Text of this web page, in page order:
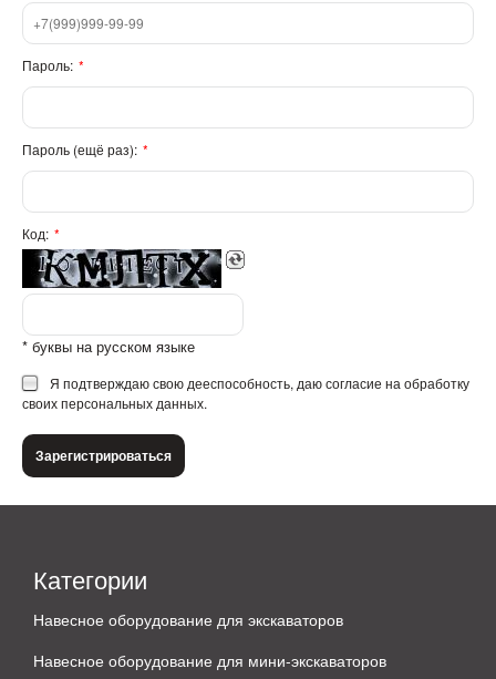
Пароль:
Пароль (ещё раз):
Код:
* буквы на русском языке
Я подтверждаю свою дееспособность, даю согласие на обработку
своих персональных данных.
Категории
Навесное оборудование для экскаваторов
Навесное оборудование для мини-экскаваторов